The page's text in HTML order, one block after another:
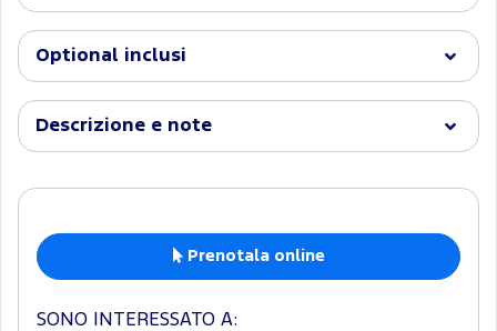
Optional inclusi
Descrizione e note
Prenotala online
SONO INTERESSATO A: